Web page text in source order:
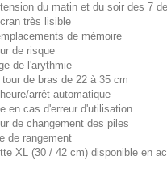
du matin et du soir des 7
très lisible
de mémoire
de risque
de l'arythmie
de bras de 22 à 35 cm
arrêt automatique
en cas d'erreur d'utilisation
de changement des piles
de rangement
XL (30 / 42 cm) disponible en